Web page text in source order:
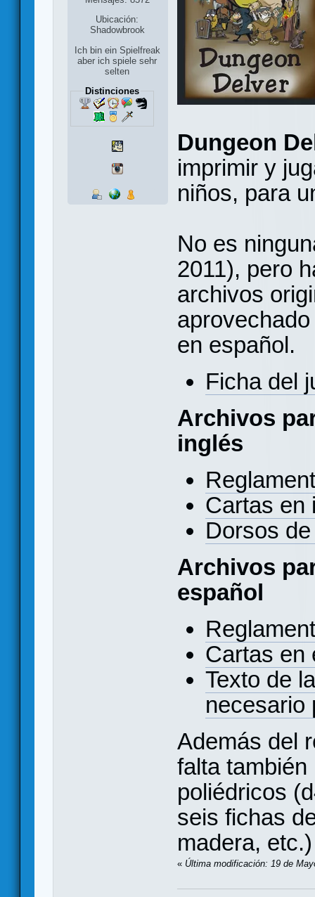
Ubicación:
Shadowbrook
Ich bin ein Spielfreak
aber ich spiele sehr
selten
Distinciones
Dungeon
imprimir y
niños, para
No es
2011), pero
archivos
en español.
Ficha del
Archivos
inglés
Cartas en
Dorsos
Archivos
español
Cartas en
Texto de
necesario
Además del
falta
poliédricos
seis fichas
madera, etc.)
« Última modificación: 19 de